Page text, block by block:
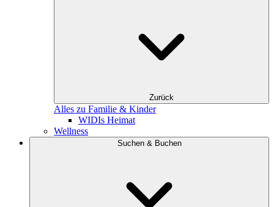
Zurück
Alles zu Familie & Kinder
WIDIs Heimat
Wellness
Suchen & Buchen